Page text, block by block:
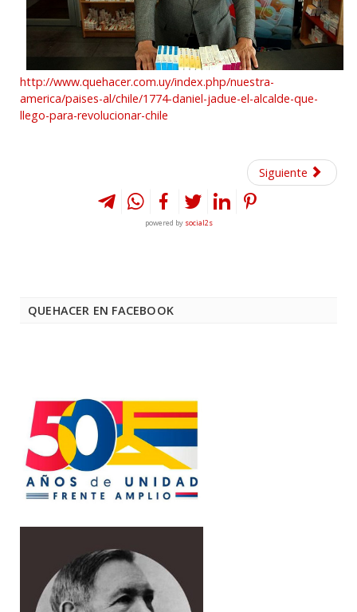
http://www.quehacer.com.uy/index.php/nuestra-
america/paises-al/chile/1774-daniel-jadue-el-alcalde-que-
llego-para-revolucionar-chile
Siguiente
powered by social2s
QUEHACER EN FACEBOOK